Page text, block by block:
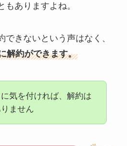
もありますよね。
できないという声はなく、
解約ができます。
気を付ければ、解約は
ません